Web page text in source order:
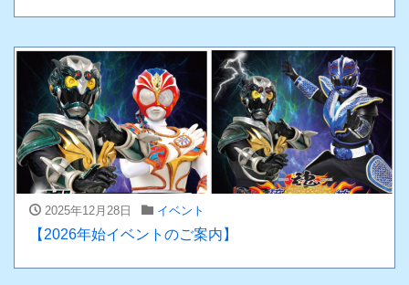
2025年12月28日 イベント
【2026年始イベントのご案内】